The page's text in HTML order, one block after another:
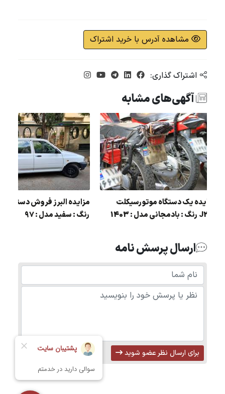
مشاهده آدرس با خرید اشتراک
اشتراک گذاری:
آگهی‌های مشابه
رنگ : سفید مدل : 97
مزایده یک دستگاه موتورسیکلت
J200 رنگ : بادمجانی مدل : 1403
ارسال پرسش نامه
برای ارسال نظر عضو شوید